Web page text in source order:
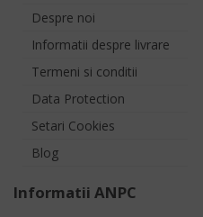
Despre noi
Informatii despre livrare
Termeni si conditii
Data Protection
Setari Cookies
Blog
Informatii ANPC